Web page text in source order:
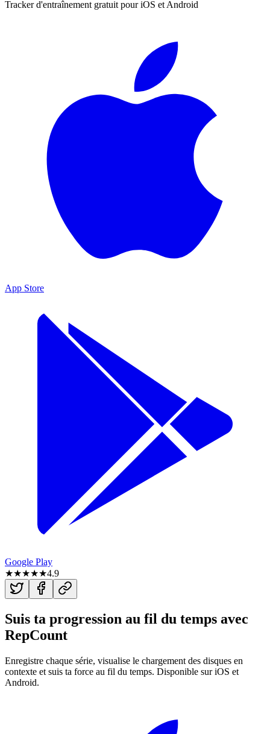
Tracker d'entraînement gratuit pour iOS et Android
App Store
Google Play
★★★★★4.9
Suis ta progression au fil du temps avec
RepCount
Enregistre chaque série, visualise le chargement des disques en
contexte et suis ta force au fil du temps. Disponible sur iOS et
Android.